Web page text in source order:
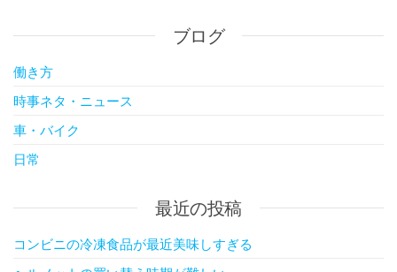
ブログ
働き方
時事ネタ・ニュース
車・バイク
日常
最近の投稿
コンビニの冷凍食品が最近美味しすぎる